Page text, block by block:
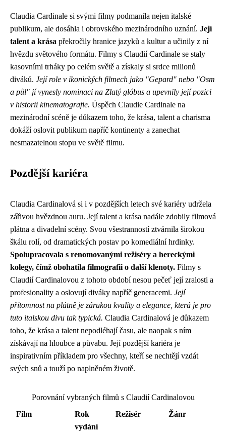
Claudia Cardinale si svými filmy podmanila nejen italské
publikum, ale dosáhla i obrovského mezinárodního uznání. Její
talent a krása překročily hranice jazyků a kultur a učinily z ní
hvězdu světového formátu. Filmy s Claudií Cardinale se staly
kasovními trháky po celém světě a získaly si srdce milionů
diváků. Její role v ikonických filmech jako "Gepard" nebo "Osm
a půl" jí vynesly nominaci na Zlatý glóbus a upevnily její pozici
v historii kinematografie. Úspěch Claudie Cardinale na
mezinárodní scéně je důkazem toho, že krása, talent a charisma
dokáží oslovit publikum napříč kontinenty a zanechat
nesmazatelnou stopu ve světě filmu.
Pozdější kariéra
Claudia Cardinalová si i v pozdějších letech své kariéry udržela
zářivou hvězdnou auru. Její talent a krása nadále zdobily filmová
plátna a divadelní scény. Svou všestranností ztvárnila širokou
škálu rolí, od dramatických postav po komediální hrdinky.
Spolupracovala s renomovanými režiséry a hereckými
kolegy, čímž obohatila filmografii o další klenoty. Filmy s
Claudií Cardinalovou z tohoto období nesou pečeť její zralosti a
profesionality a oslovují diváky napříč generacemi. Její
přítomnost na plátně je zárukou kvality a elegance, která je pro
tuto italskou divu tak typická. Claudia Cardinalová je důkazem
toho, že krása a talent nepodléhají času, ale naopak s ním
získávají na hloubce a půvabu. Její pozdější kariéra je
inspirativním příkladem pro všechny, kteří se nechtějí vzdát
svých snů a touží po naplněném životě.
Porovnání vybraných filmů s Claudií Cardinalovou
Film
Rok
vydání
Režisér Žánr